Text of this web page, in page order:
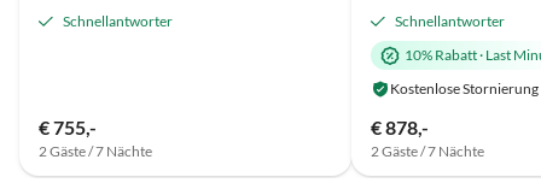
Schnellantworter
€ 755,-
2 Gäste / 7 Nächte
Schnellantworter
10% Rabatt· Last
Kostenlose Stornierung
€ 878,-
2 Gäste / 7 Nächte